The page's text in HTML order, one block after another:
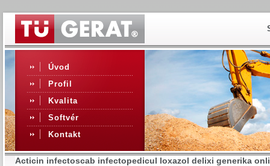
Úvod
Profil
Kvalita
Softvér
Kontakt
Acticin infectoscab infectopedicul loxazol delixi generika